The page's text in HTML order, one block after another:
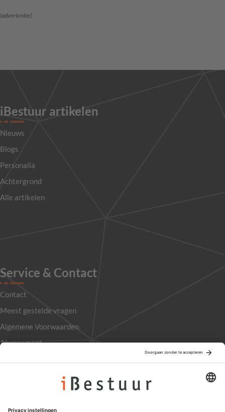
(advertentie)
iBestuur artikelen
Nieuws
Blogs
Personalia
Achtergrond
Alle artikelen
Service & Contact
Contact
Meest gestelde vragen
Algemene Voorwaarden
Abonnement
Privacyinstellingen